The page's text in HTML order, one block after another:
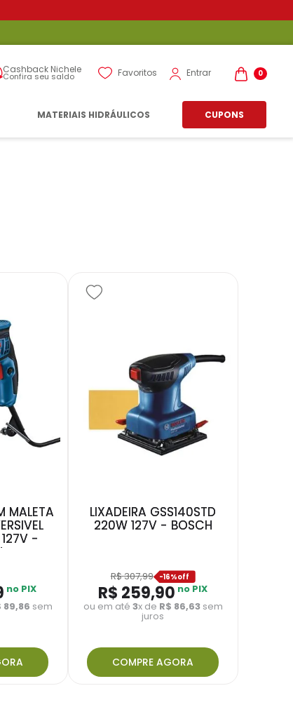
Cashback Nichele
Confira seu saldo Favoritos Entrar 0
MATERIAIS HIDRÁULICOS CUPONS
MALETA
-
no PIX
89,86 sem
LIXADEIRA GSS140STD
220W 127V - BOSCH
R$307,99 -16%
R$ 259,90 no PIX
ou em até 3x de R$ 86,63sem
juros
COMPRE AGORA